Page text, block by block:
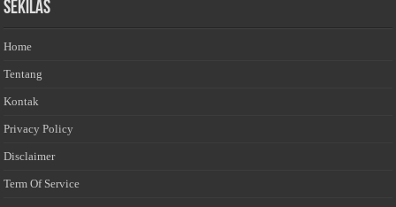
Sekilas
Home
Tentang
Kontak
Privacy Policy
Disclaimer
Term Of Service